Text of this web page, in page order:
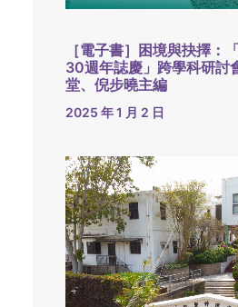
［電子書］困境與抉擇：
30週年誌慶」跨學科研討
堂、倪步曉主編
2025 年 1 月 2 日